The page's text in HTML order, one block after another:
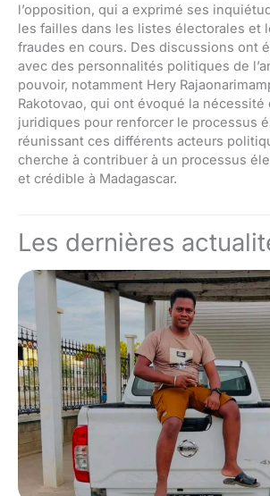
l’opposition, qui a exprimé ses
les failles dans les listes électorales et
fraudes en cours. Des discussions ont
avec des personnalités politiques de
pouvoir, notamment Hery
Rakotovao, qui ont évoqué la nécessité
juridiques pour renforcer le processus
réunissant ces différents acteurs
cherche à contribuer à un processus
et crédible à Madagascar.
Les dernières